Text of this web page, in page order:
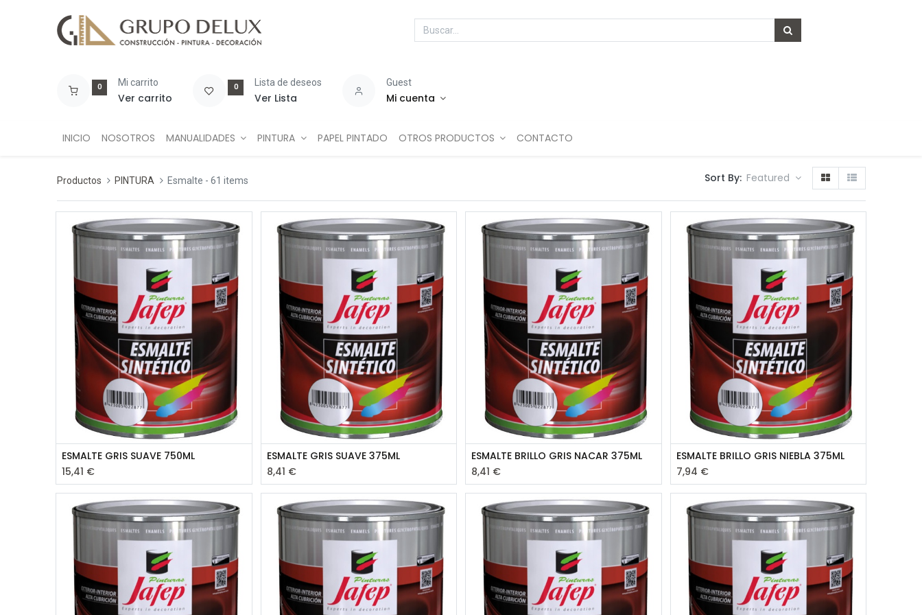
0 Mi carrito
Ver carrito
0 Lista de deseos
Ver Lista
Guest
Mi cuenta
INICIO NOSOTROS MANUALIDADES PINTURA PAPEL PINTADO OTROS PRODUCTOS CONTACTO
Productos PINTURA Esmalte - 61 items Sort By: Featured
ESMALTE GRIS SUAVE 750ML
15,41 €
ESMALTE GRIS SUAVE 375ML
8,41 €
ESMALTE BRILLO GRIS NACAR 375ML
8,41 €
ESMALTE BRILLO GRIS NIEBLA 375ML
7,94 €